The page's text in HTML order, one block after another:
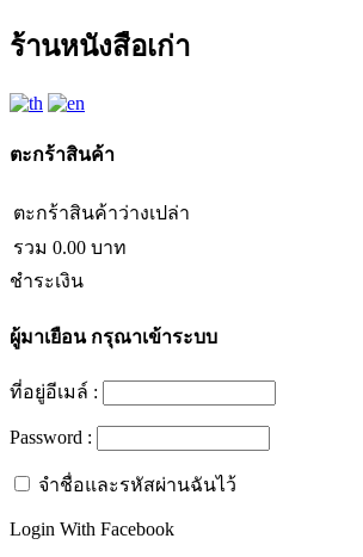
ร้านหนังสือเก่า
ตะกร้าสินค้า
ตะกร้าสินค้าว่างเปล่า
รวม 0.00 บาท
ชำระเงิน
ผู้มาเยือนกรุณาเข้าระบบ
ที่อยู่อีเมล์ :
Password :
จำชื่อและรหัสผ่านฉันไว้
Login With Facebook